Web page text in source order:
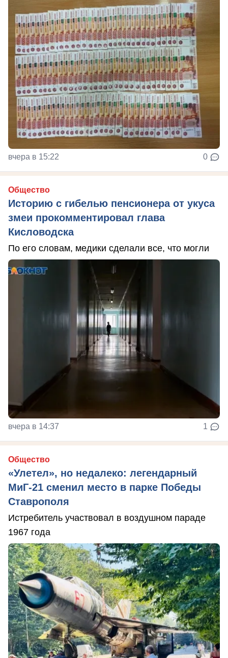
вчера в 15:22 0
Общество
Историю с гибелью пенсионера от укуса
змеи прокомментировал глава
Кисловодска
По его словам, медики сделали все, что могли
вчера в 14:37 1
Общество
«Улетел», но недалеко: легендарный
МиГ-21 сменил место в парке Победы
Ставрополя
Истребитель участвовал в воздушном параде
1967 года